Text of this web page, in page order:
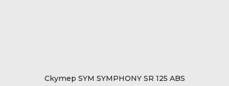
Скутер SYM SYMPHONY SR 125 ABS